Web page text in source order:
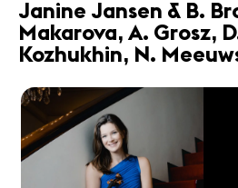
Janine Jansen & B.
Makarova, A. Grosz,
Kozhukhin, N.